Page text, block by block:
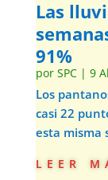
Las
91%
por SPC| 9
Los
casi 22
esta misma
leer